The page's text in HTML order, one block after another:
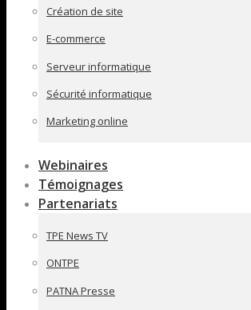
Création de site
E-commerce
Serveur informatique
Sécurité informatique
Marketing online
Webinaires
Témoignages
Partenariats
TPE News TV
ONTPE
PATNA Presse